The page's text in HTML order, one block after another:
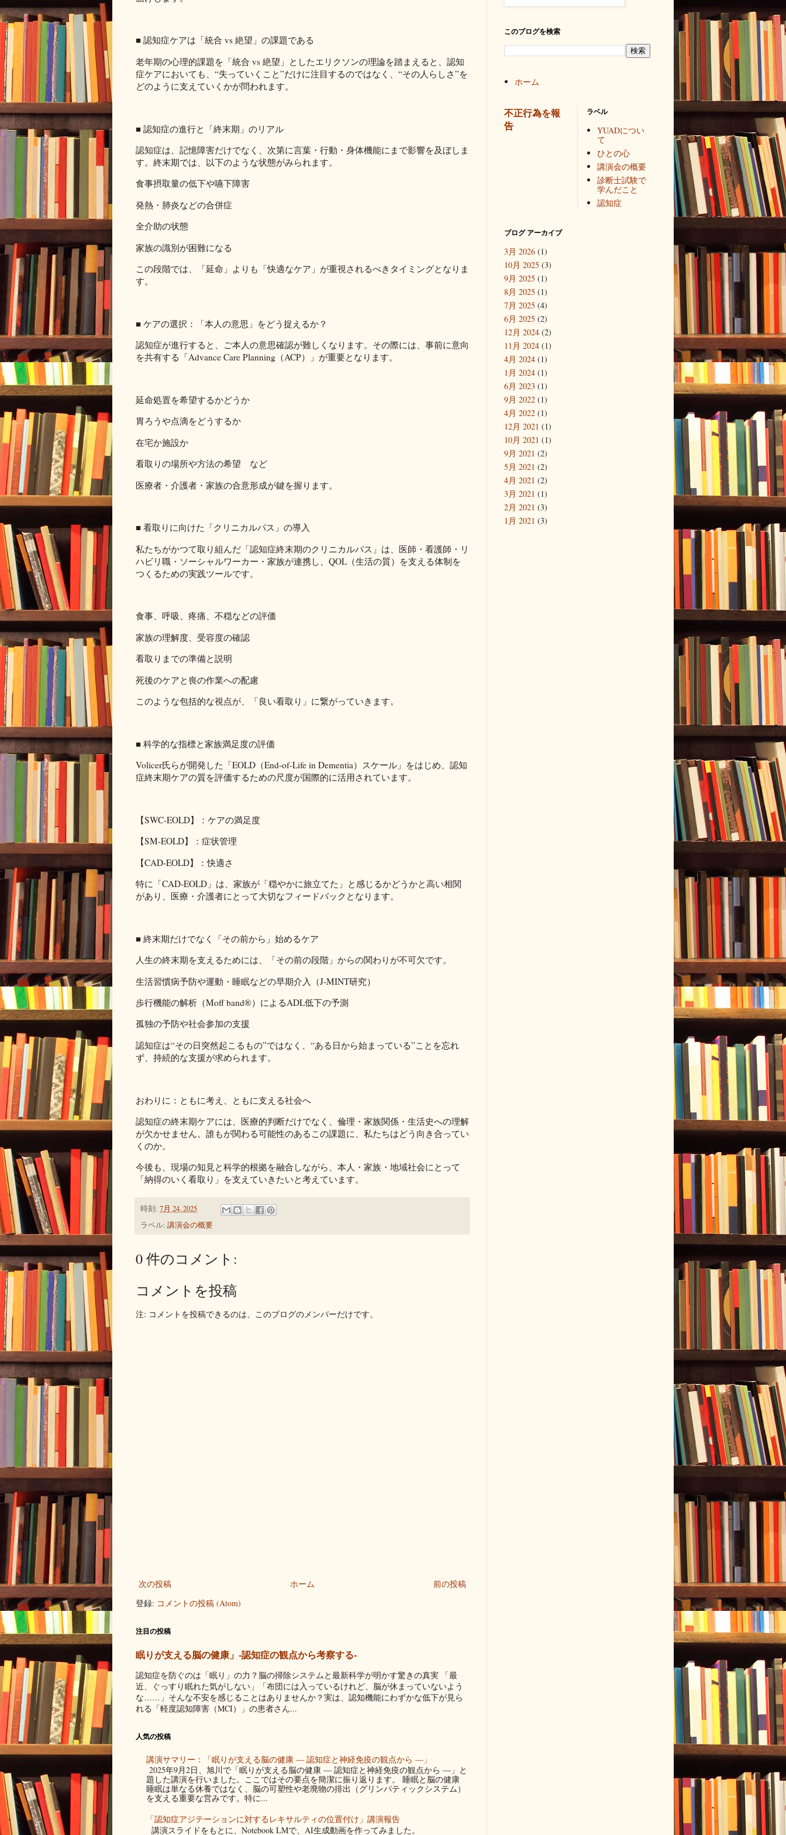
■ 認知症ケアは「統合 vs 絶望」の課題である
老年期の心理的課題を「統合 vs 絶望」としたエリクソンの理論を踏まえると、認知
症ケアにおいても、“失っていくこと”だけに注目するのではなく、“その人らしさ”を
どのように支えていくかが問われます。
■ 認知症の進行と「終末期」のリアル
認知症は、記憶障害だけでなく、次第に言葉・行動・身体機能にまで影響を及ぼしま
す。終末期では、以下のような状態がみられます。
食事摂取量の低下や嚥下障害
発熱・肺炎などの合併症
全介助の状態
家族の識別が困難になる
この段階では、「延命」よりも「快適なケア」が重視されるべきタイミングとなりま
す。
■ ケアの選択：「本人の意思」をどう捉えるか？
認知症が進行すると、ご本人の意思確認が難しくなります。その際には、事前に意向
を共有する「Advance Care Planning（ACP）」が重要となります。
延命処置を希望するかどうか
胃ろうや点滴をどうするか
在宅か施設か
看取りの場所や方法の希望 など
医療者・介護者・家族の合意形成が鍵を握ります。
■ 看取りに向けた「クリニカルパス」の導入
私たちがかつて取り組んだ「認知症終末期のクリニカルパス」は、医師・看護師・リ
ハビリ職・ソーシャルワーカー・家族が連携し、QOL（生活の質）を支える体制を
つくるための実践ツールです。
食事、呼吸、疼痛、不穏などの評価
家族の理解度、受容度の確認
看取りまでの準備と説明
死後のケアと喪の作業への配慮
このような包括的な視点が、「良い看取り」に繋がっていきます。
■ 科学的な指標と家族満足度の評価
Volicer氏らが開発した「EOLD（End-of-Life in Dementia）スケール」をはじめ、認知
症終末期ケアの質を評価するための尺度が国際的に活用されています。
【SWC-EOLD】：ケアの満足度
【SM-EOLD】：症状管理
【CAD-EOLD】：快適さ
特に「CAD-EOLD」は、家族が「穏やかに旅立てた」と感じるかどうかと高い相関
があり、医療・介護者にとって大切なフィードバックとなります。
■ 終末期だけでなく「その前から」始めるケア
人生の終末期を支えるためには、「その前の段階」からの関わりが不可欠です。
生活習慣病予防や運動・睡眠などの早期介入（J-MINT研究）
歩行機能の解析（Moff band®）によるADL低下の予測
孤独の予防や社会参加の支援
認知症は“その日突然起こるもの”ではなく、“ある日から始まっている”ことを忘れ
ず、持続的な支援が求められます。
おわりに：ともに考え、ともに支える社会へ
認知症の終末期ケアには、医療的判断だけでなく、倫理・家族関係・生活史への理解
が欠かせません。誰もが関わる可能性のあるこの課題に、私たちはどう向き合ってい
くのか。
今後も、現場の知見と科学的根拠を融合しながら、本人・家族・地域社会にとって
「納得のいく看取り」を支えていきたいと考えています。
時刻: 7月 24, 2025
ラベル: 講演会の概要
0 件のコメント:
コメントを投稿
注: コメントを投稿できるのは、このブログのメンバーだけです。
次の投稿 前の投稿
ホーム
登録: コメントの投稿 (Atom)
注目の投稿
眠りが支える脳の健康」-認知症の観点から考察する-
認知症を防ぐのは「眠り」の力？脳の掃除システムと最新科学が明かす驚きの真実 「最
近、ぐっすり眠れた気がしない」「布団には入っているけれど、脳が休まっていないよう
な……」そんな不安を感じることはありませんか？実は、認知機能にわずかな低下が見ら
れる「軽度認知障害（MCI）」の患者さん...
人気の投稿
講演サマリー：「眠りが支える脳の健康 ― 認知症と神経免疫の観点から ―」
2025年9月2日、旭川で「眠りが支える脳の健康 ― 認知症と神経免疫の観点から ―」と
題した講演を行いました。ここではその要点を簡潔に振り返ります。 睡眠と脳の健康
睡眠は単なる休養ではなく、脳の可塑性や老廃物の排出（グリンパティックシステム）
を支える重要な営みです。特に...
「認知症アジテーションに対するレキサルティの位置付け」講演報告
講演スライドをもとに、Notebook LMで、AI生成動画を作ってみました。
このブログを検索
ホーム
不正行為を報
告
ラベル
YUADについ
て
ひとの心
講演会の概要
診断士試験で
学んだこと
認知症
ブログ アーカイブ
3月 2026 (1)
10月 2025 (3)
9月 2025 (1)
8月 2025 (1)
7月 2025 (4)
6月 2025 (2)
12月 2024 (2)
11月 2024 (1)
4月 2024 (1)
1月 2024 (1)
6月 2023 (1)
9月 2022 (1)
4月 2022 (1)
12月 2021 (1)
10月 2021 (1)
9月 2021 (2)
5月 2021 (2)
4月 2021 (2)
3月 2021 (1)
2月 2021 (3)
1月 2021 (3)